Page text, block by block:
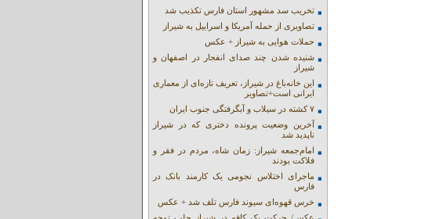
تخریب سد مشهور استان فارس تکذیب شد
تصاویری از حمله آمریکا و اسراییل به شیراز
حملات هوایی به شیراز + عکس
شنیده شدن چند صدای انفجار در اصفهان و
شیراز
این خانه‌باغ در شیراز، تعریف تازه‌ای از معماری
ایرانی است+تصاویر
۷ کشته در سیلاب و آبگرفتگی جنوب ایران
آخرین وضعیت پرونده دختری که در شیراز
ناپدید شد
امام‌جمعه شیراز: زمان شاه، مردم در فقر و
فلاکت بودند
ماجرای اختلاس نجومی یک کارمند بانک در
فارس
خرس قهوه‌ای سیوند فارس تلف شد + عکس